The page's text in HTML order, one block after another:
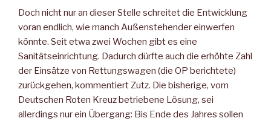
Doch nicht nur an dieser Stelle schreitet die Entwicklung
voran endlich, wie manch Außenstehender einwerfen
könnte. Seit etwa zwei Wochen gibt es eine
Sanitätseinrichtung. Dadurch dürfte auch die erhöhte Zahl
der Einsätze von Rettungswagen (die OP berichtete)
zurückgehen, kommentiert Zutz. Die bisherige, vom
Deutschen Roten Kreuz betriebene Lösung, sei
allerdings nur ein Übergang: Bis Ende des Jahres sollen